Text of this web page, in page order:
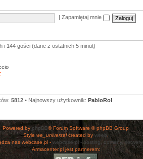
Zapamiętaj mnie
144 gości (dane z ostatnich 5 minut)
5812 • Najnowszy użytkownik: PabloRol
Powered by phpBB® Forum Software © phpBB Group
Stylewe_universalcreated by weeb
nas webcase.pl - webcase.pl - hosting, domeny, serwery
Armacenter.pl jest partnerem: